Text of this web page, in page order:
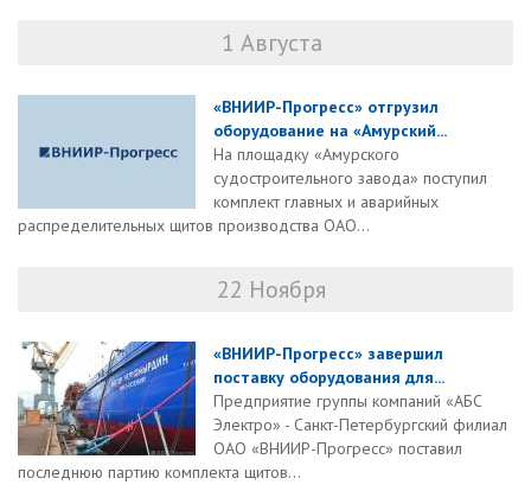
1 Августа
«ВНИИР-Прогресс» отгрузил
оборудование на «Амурский...
На площадку «Амурского
судостроительного завода» поступил
комплект главных и аварийных
распределительных щитов производства ОАО...
22 Ноября
«ВНИИР-Прогресс» завершил
поставку оборудования для...
Предприятие группы компаний «АБС
Электро» - Санкт-Петербургский филиал
ОАО «ВНИИР-Прогресс» поставил
последнюю партию комплекта щитов...